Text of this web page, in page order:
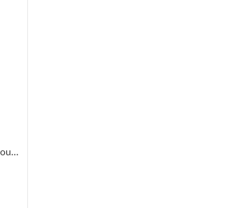
Nouvelle présidente au Festival Itinérances. Programme de courts métrages de Jacques TATI